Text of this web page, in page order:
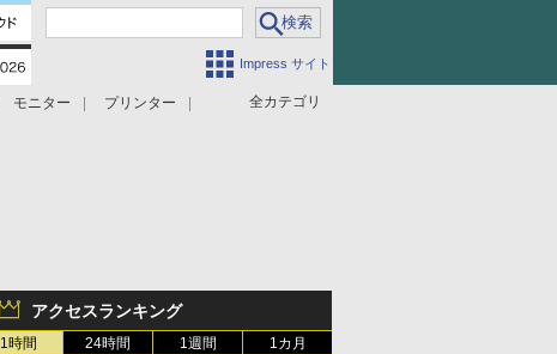
Impress サイト
全カテゴリ
モニター
プリンター
アクセスランキング
1時間 24時間 1週間 1カ月